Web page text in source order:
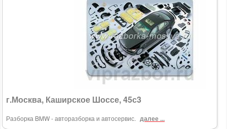
г.Москва, Каширское Шоссе, 45с3
Разборка BMW - авторазборка и автосервис. далее ...